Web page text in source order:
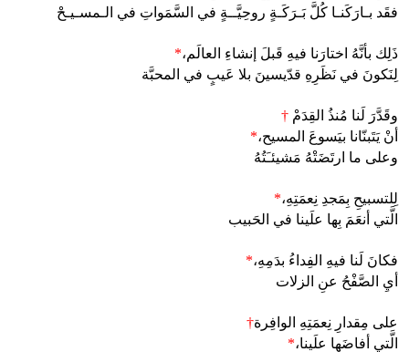
فقَد بـارَكَنـا كُلَّ بَـرَكَـةٍ روحِيَّــةٍ في السَّمَواتِ في الـمسـيـحْ
ذَلِك بأنَّهُ اختارَنا فيهِ قَبلَ إنشاءِ العالَم،*
لِنَكونَ في نَظَرِهِ قدّيسينَ بلا عَيبٍ في المحبَّة
وقَدَّرَ لَنا مُنذُ القِدَمْ †
أنْ يَتَبنّانا بيَسوعَ المسيح،*
وعلى ما ارتَضَتْهُ مَشيئـَتُهُ
لِلتسبيحِ بِمَجدِ نِعمَتِهِ،*
الَّتي أنعَمَ بِها علَينا في الحَبيب
فكانَ لَنا فيهِ الفِداءُ بدَمِهِ،*
أيِ الصَّفْحُ عنِ الزلات
على مِقدارِ نِعمَتِهِ الوافِرة†
الَّتي أفاضَها علَينا،*